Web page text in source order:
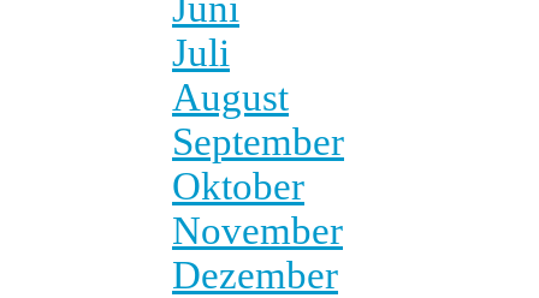
Juli
August
September
Oktober
November
Dezember